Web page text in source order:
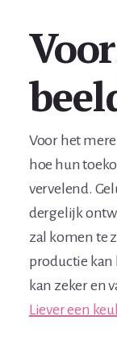
Voor het
hoe hun
vervelend.
dergelijk
zal komen te
productie kan
kan zeker en
Liever een